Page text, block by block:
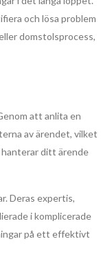
och lösa problem
domstolsprocess,
att anlita en
av ärendet, vilket
ditt ärende
Deras expertis,
i komplicerade
på ett effektivt